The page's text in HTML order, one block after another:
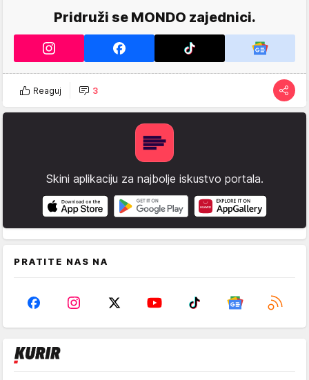
Pridruži se MONDO zajednici.
Reaguj 3
Skini aplikaciju za najbolje iskustvo portala.
PRATITE NAS NA